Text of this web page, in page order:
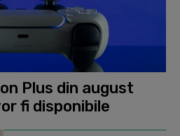
Plus din august
fi disponibile